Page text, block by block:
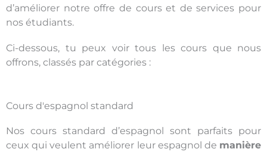
d’améliorer notre offre de cours et de services pour
nos étudiants.
Ci-dessous, tu peux voir tous les cours que nous
offrons, classés par catégories :
Cours d'espagnol standard
Nos cours standard d’espagnol sont parfaits pour
ceux qui veulent améliorer leur espagnol de manière